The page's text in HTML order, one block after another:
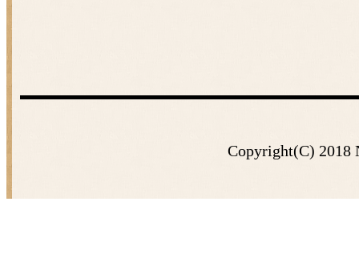
Copyright(C) 2018